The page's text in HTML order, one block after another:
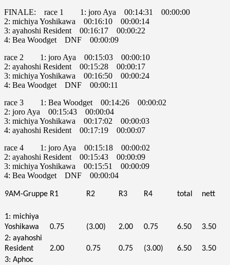
FINALE: race 1 1: joro Aya 00:14:31 00:00:00
2: michiya Yoshikawa 00:16:10 00:00:14
3: ayahoshi Resident 00:16:17 00:00:22
4: Bea Woodget DNF 00:00:09
race 2 1: joro Aya 00:15:03 00:00:10
2: ayahoshi Resident 00:15:28 00:00:17
3: michiya Yoshikawa 00:16:50 00:00:24
4: Bea Woodget DNF 00:00:11
race 3 1: Bea Woodget 00:14:26 00:00:02
2: joro Aya 00:15:43 00:00:04
3: michiya Yoshikawa 00:17:02 00:00:03
4: ayahoshi Resident 00:17:19 00:00:07
race 4 1: joro Aya 00:15:18 00:00:02
2: ayahoshi Resident 00:15:43 00:00:09
3: michiya Yoshikawa 00:15:51 00:00:09
4: Bea Woodget DNF 00:00:04
9AM-Gruppe R1 R2 R3 R4 total nett
1: michiya
Yoshikawa
0.75 (3.00) 2.00 0.75 6.50
3.50
2: ayahoshi
Resident
2.00 0.75 0.75 (3.00) 6.50
3.50
3: Aphoc